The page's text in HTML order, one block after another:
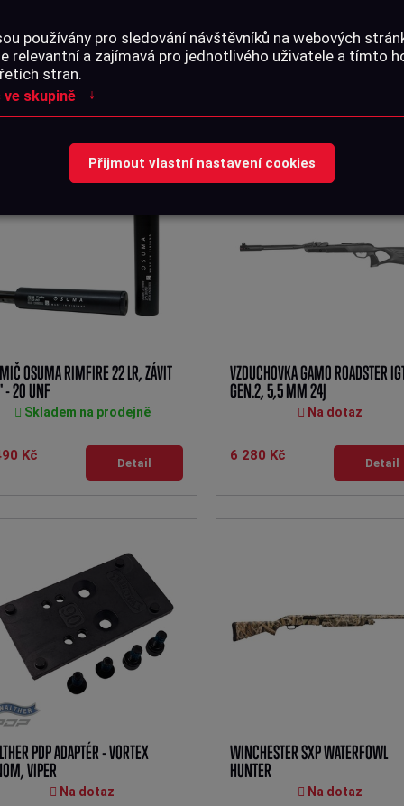
používány pro sledování návštěvníků na webových
relevantní a zajímavá pro jednotlivého uživatele a tímto
stran.
skupině ↓
Přijmout vlastní nastavení cookies
Na dotaz
Kč
Skladem na prodejně
OSUMA RIMFIRE 22 LR, ZÁVIT
- 20 UNF
Skladem na prodejně
Kč Detail
VZDUCHOVKA GAMO ROADSTER
GEN.2, 5,5 MM 24J
Na dotaz
6 280 Kč Detail
PDP ADAPTÉR - VORTEX
VIPER
Na dotaz
WINCHESTER SXP WATERFOWL
HUNTER
Na dotaz